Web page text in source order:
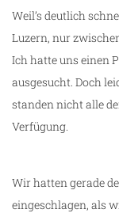
Weil’s deutlich
Luzern, nur
Ich hatte uns einen
ausgesucht. Doch
standen nicht alle
Verfügung.
Wir hatten gerade
eingeschlagen, als